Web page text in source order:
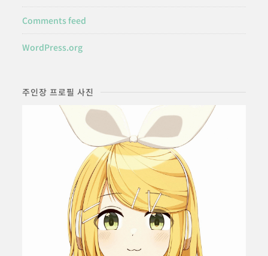
Comments feed
WordPress.org
주인장 프로필 사진